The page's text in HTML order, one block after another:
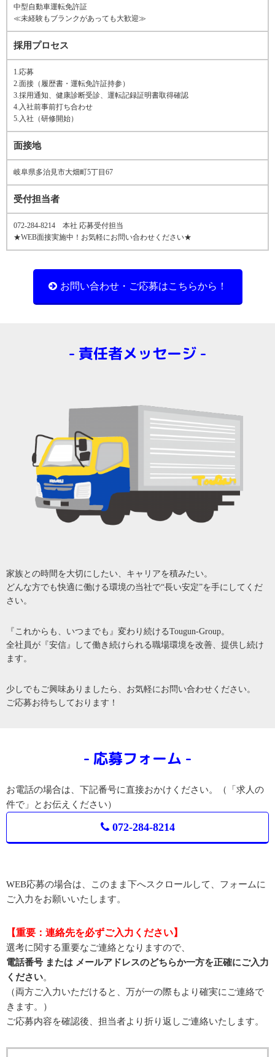
中型自動車運転免許証
≪未経験もブランクがあっても大歓迎≫
採用プロセス
1.応募
2.面接（履歴書・運転免許証持参）
3.採用通知、健康診断受診、運転記録証明書取得確認
4.入社前事前打ち合わせ
5.入社（研修開始）
面接地
岐阜県多治見市大畑町5丁目67
受付担当者
072-284-8214 本社 応募受付担当
★WEB面接実施中！お気軽にお問い合わせください★
お問い合わせ・ご応募はこちらから！
責任者メッセージ
家族との時間を大切にしたい、キャリアを積みたい。
どんな方でも快適に働ける環境の当社で“長い安定”を手にしてくだ
さい。
『これからも、いつまでも』変わり続けるTougun-Group。
全社員が『安信』して働き続けられる職場環境を改善、提供し続け
ます。
少しでもご興味ありましたら、お気軽にお問い合わせください。
ご応募お待ちしております！
応募フォーム
お電話の場合は、下記番号に直接おかけください。（「求人の
件で」とお伝えください）
072-284-8214
WEB応募の場合は、このまま下へスクロールして、フォームに
ご入力をお願いいたします。
【重要：連絡先を必ずご入力ください】
選考に関する重要なご連絡となりますので、
電話番号 または メールアドレスのどちらか一方を正確にご入力
ください。
（両方ご入力いただけると、万が一の際もより確実にご連絡で
きます。）
ご応募内容を確認後、担当者より折り返しご連絡いたします。